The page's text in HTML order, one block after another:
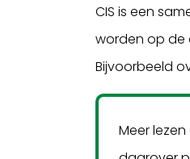
CIS is een
worden op de
Bijvoorbeeld
Meer